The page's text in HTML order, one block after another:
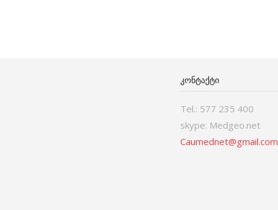
ᲙᲝᲜᲢᲐᲥᲢᲘ
Tel.: 577 235 400
skype: Medgeo.net
Caumednet@gmail.com